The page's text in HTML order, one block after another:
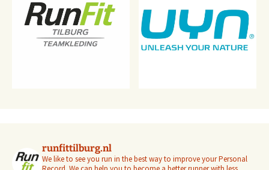
runfittilburg.nl
We like to see you run in the best way to improve your Personal